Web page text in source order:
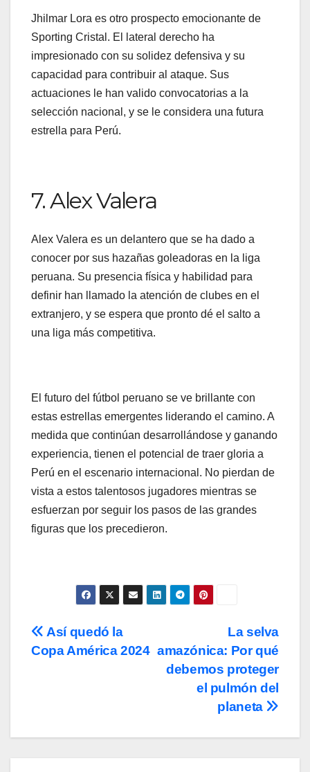
Jhilmar Lora es otro prospecto emocionante de
Sporting Cristal. El lateral derecho ha
impresionado con su solidez defensiva y su
capacidad para contribuir al ataque. Sus
actuaciones le han valido convocatorias a la
selección nacional, y se le considera una futura
estrella para Perú.
7. Alex Valera
Alex Valera es un delantero que se ha dado a
conocer por sus hazañas goleadoras en la liga
peruana. Su presencia física y habilidad para
definir han llamado la atención de clubes en el
extranjero, y se espera que pronto dé el salto a
una liga más competitiva.
El futuro del fútbol peruano se ve brillante con
estas estrellas emergentes liderando el camino. A
medida que continúan desarrollándose y ganando
experiencia, tienen el potencial de traer gloria a
Perú en el escenario internacional. No pierdan de
vista a estos talentosos jugadores mientras se
esfuerzan por seguir los pasos de las grandes
figuras que los precedieron.
Post
navigation
La selva
amazónica: Por qué
debemos proteger
el pulmón del
planeta
Así quedó la
Copa América 2024